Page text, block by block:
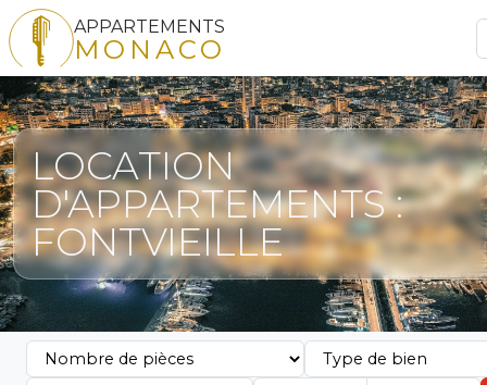
APPARTEMENTS
MONACO
LOCATION
D'APPARTEMENTS :
FONTVIEILLE